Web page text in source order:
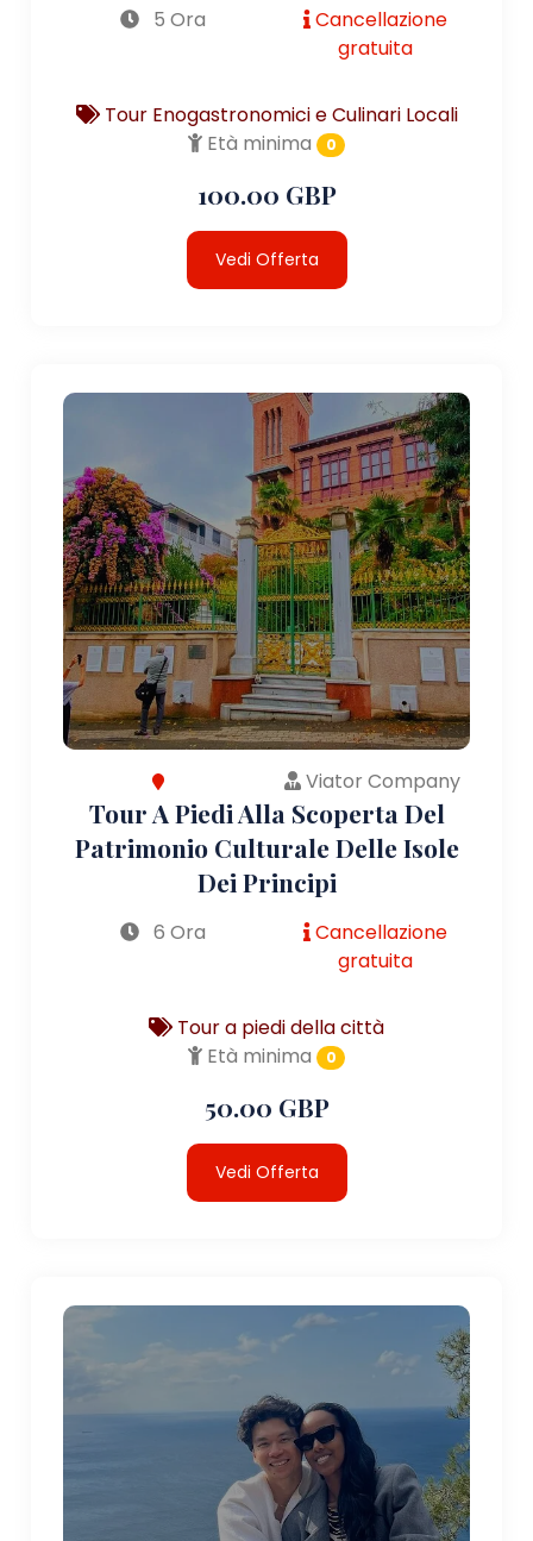
5 Ora
Cancellazione
gratuita
Tour Enogastronomici e Culinari Locali
Età minima
0
100.00 GBP
Vedi Offerta
Viator Company
Tour A Piedi Alla Scoperta Del
Patrimonio Culturale Delle Isole
Dei Principi
6 Ora
Cancellazione
gratuita
Tour a piedi della città
Età minima
0
50.00 GBP
Vedi Offerta